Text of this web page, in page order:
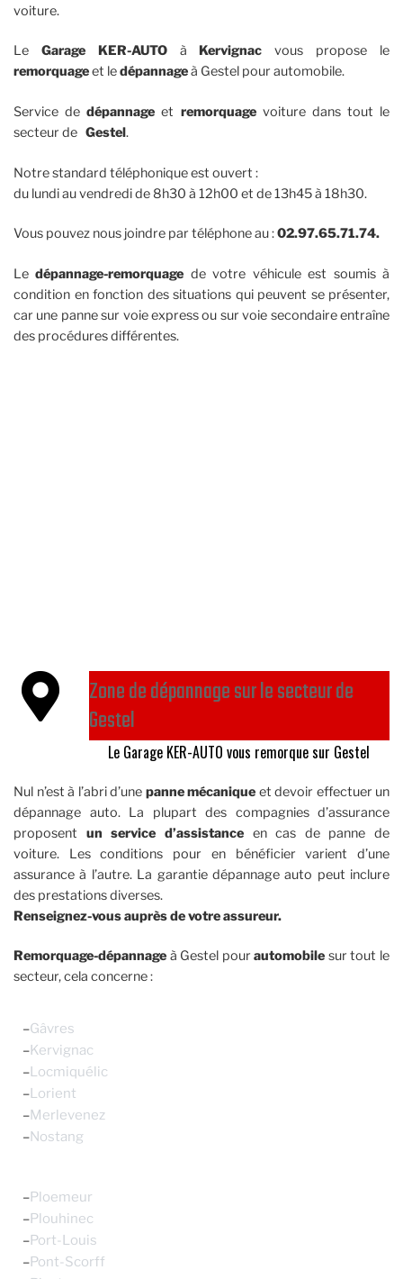
voiture.
Le Garage KER-AUTOà Kervignac vous propose le
remorquageet ledépannageà Gestel pour automobile.
Service dedépannage et remorquagevoiture dans tout le
secteur de Gestel.
Notre standard téléphonique est ouvert :
du lundi au vendredi de 8h30 à 12h00 et de 13h45 à 18h30.
Vous pouvez nous joindre par téléphone au :02.97.65.71.74.
Ledépannage-remorquage de votre véhicule est soumis à
condition en fonction des situations qui peuvent se présenter,
car une panne sur voie express ou sur voie secondaire entraîne
des procédures différentes.
Zone de dépannage sur le secteur de
Gestel
Le Garage KER-AUTO vous remorque sur Gestel
Nul n’est à l’abri d’une panne mécanique et devoir effectuer un
dépannage auto. La plupart des compagnies d’assurance
proposent un service d’assistanceen cas de panne de
voiture. Les conditions pour en bénéficier varient d’une
assurance à l’autre. La garantie dépannage auto peut inclure
des prestations diverses.
Renseignez-vous auprès de votre assureur.
Remorquage-dépannage à Gestel pourautomobile sur tout le
secteur, cela concerne :
–Gâvres
–Kervignac
–Locmiquélic
–Lorient
–Merlevenez
–Nostang
–Ploemeur
–Plouhinec
–Port-Louis
–Pont-Scorff